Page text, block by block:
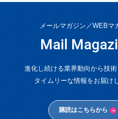
メールマガジン／WEBマ
Mail
進化し続ける業界動向から技
タイムリーな情報をお届け
購読はこちらから